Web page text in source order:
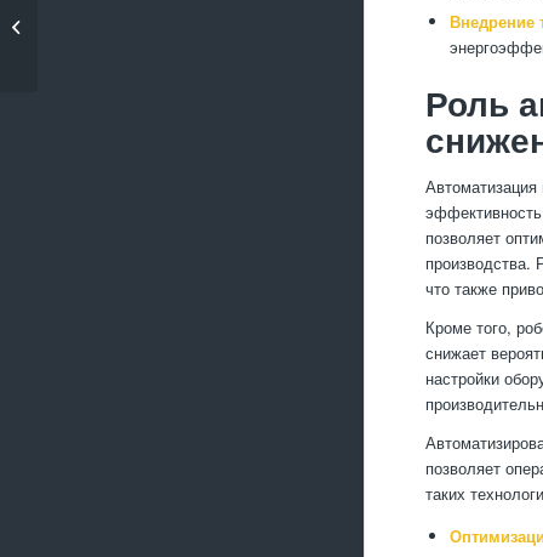
Внедрение
Роль
позволяет
производства.
что также
Кроме того,
снижает
настройки
позволяет
таких